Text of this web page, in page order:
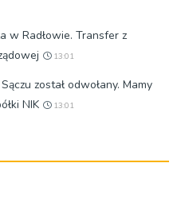
w Radłowie. Transfer z
13:01
został odwołany. Mamy
NIK
13:01